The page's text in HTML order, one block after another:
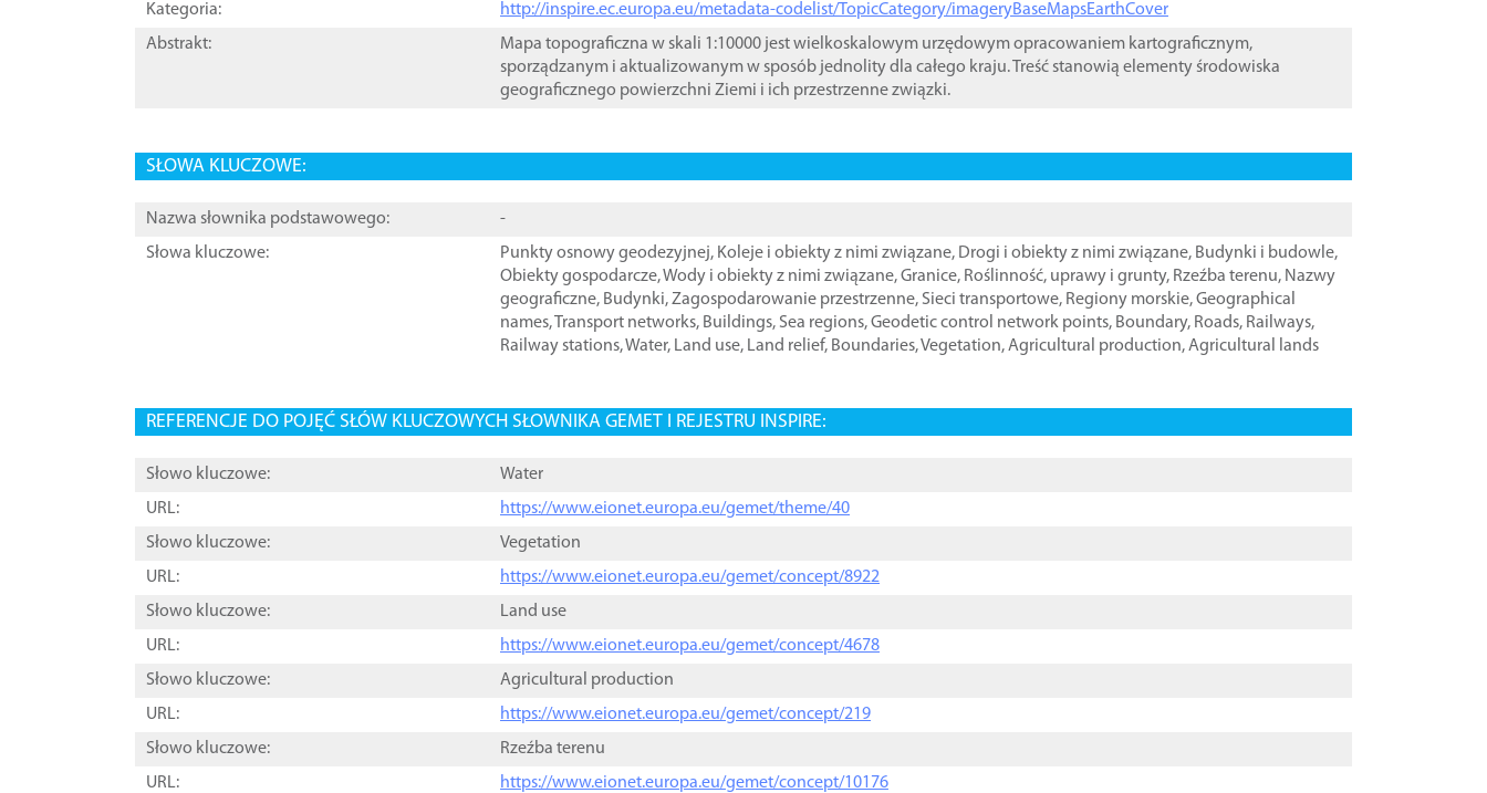
Kategoria:
http://inspire.ec.europa.eu/metadata-codelist/TopicCategory/imageryBaseMapsEarthCover
Abstrakt:
Mapa topograficzna w skali 1:10000 jest wielkoskalowym urzędowym opracowaniem kartograficznym,
sporządzanym i aktualizowanym w sposób jednolity dla całego kraju. Treść stanowią elementy środowiska
geograficznego powierzchni Ziemi i ich przestrzenne związki.
SŁOWA KLUCZOWE:
Nazwa słownika podstawowego:
-
Słowa kluczowe:
Punkty osnowy geodezyjnej, Koleje i obiekty z nimi związane, Drogi i obiekty z nimi związane, Budynki i budowle,
Obiekty gospodarcze,Wody i obiekty z nimi związane,Granice, Roślinność, uprawy i grunty, Rzeźba terenu, Nazwy
geograficzne, Budynki,Zagospodarowanie przestrzenne, Sieci transportowe, Regiony morskie,Geographical
names,Transport networks, Buildings, Sea regions,Geodetic control network points, Boundary, Roads, Railways,
Railway stations,Water, Land use, Land relief, Boundaries,Vegetation,Agricultural production,Agricultural lands
REFERENCJE DO POJĘĆ SŁÓW KLUCZOWYCH SŁOWNIKA GEMET I REJESTRU INSPIRE:
Słowo kluczowe:
Water
URL:
https://www.eionet.europa.eu/gemet/theme/40
Słowo kluczowe:
Vegetation
URL:
https://www.eionet.europa.eu/gemet/concept/8922
Słowo kluczowe:
Land use
URL:
https://www.eionet.europa.eu/gemet/concept/4678
Słowo kluczowe:
Agricultural production
URL:
https://www.eionet.europa.eu/gemet/concept/219
Słowo kluczowe:
Rzeźba terenu
URL:
https://www.eionet.europa.eu/gemet/concept/10176